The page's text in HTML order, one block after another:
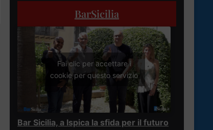
BarSicilia
Fai clic per accettare i
cookie per questo servizio
Bar Sicilia, a Ispica la sfida per il futuro